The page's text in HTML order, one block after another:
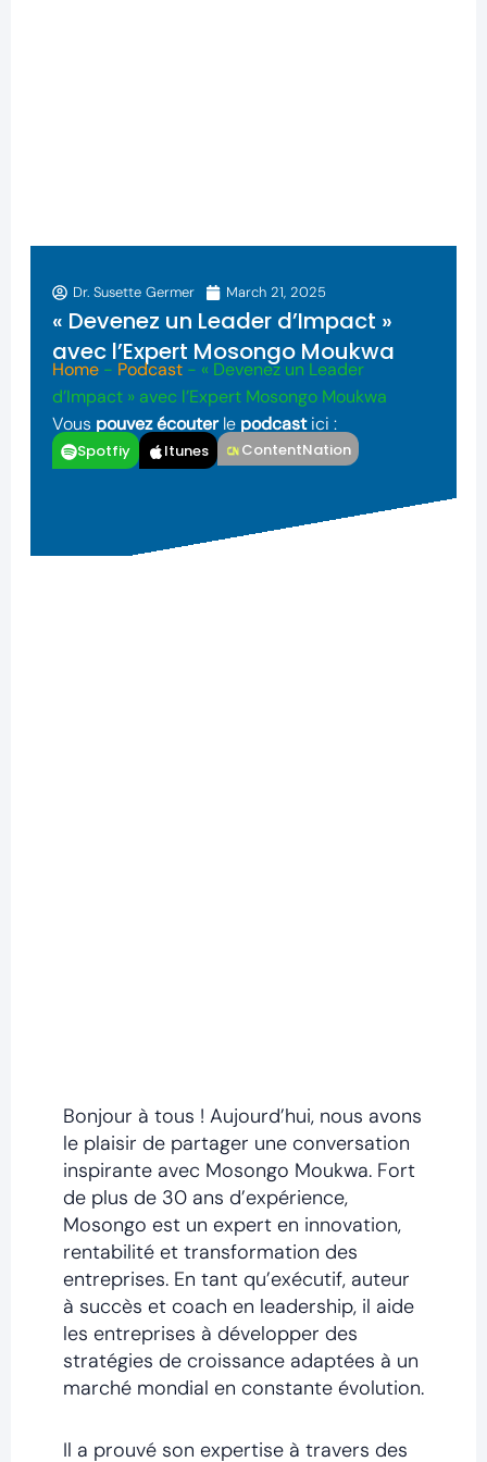
Dr. Susette Germer March 21, 2025
« Devenez un Leader d’Impact »
avec l’Expert Mosongo Moukwa
Home- Podcast- « Devenez un Leader
d’Impact » avec l’Expert Mosongo Moukwa
Vous pouvez écouterle podcastici :
Spotfiy Itunes ContentNation
Bonjour à tous ! Aujourd’hui, nous avons
le plaisir de partager une conversation
inspirante avec Mosongo Moukwa. Fort
de plus de 30 ans d’expérience,
Mosongo est un expert en innovation,
rentabilité et transformation des
entreprises. En tant qu’exécutif, auteur
à succès et coach en leadership, il aide
les entreprises à développer des
stratégies de croissance adaptées à un
marché mondial en constante évolution.
Il a prouvé son expertise à travers des